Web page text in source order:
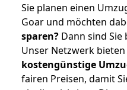
Sie planen einen
Goar und möchten
sparen? Dann sind
Unser Netzwerk
kostengünstige
fairen Preisen, damit